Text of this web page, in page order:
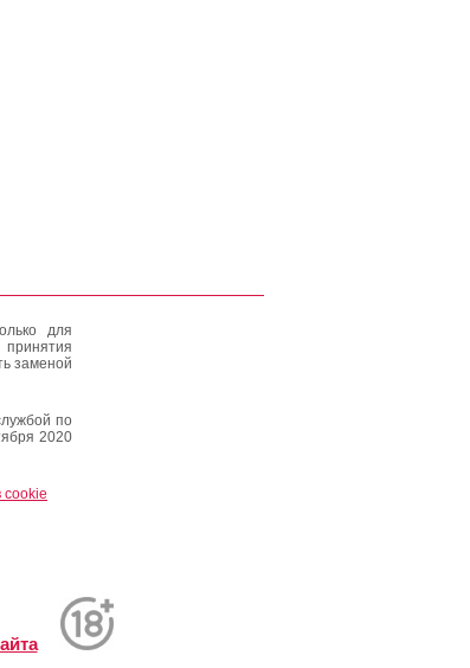
для
заменой
по
2020
cookie